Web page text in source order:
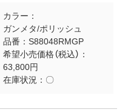
カラー：
ガンメタ/ポリッシュ
品番： S88048RMGP
希望小売価格（税込）：
63,800円
在庫状況： 〇